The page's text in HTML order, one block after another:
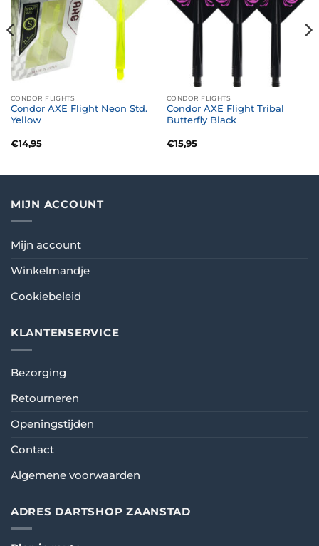
CONDOR FLIGHTS
Condor AXE Flight Neon Std.
Yellow
€14,95
CONDOR FLIGHTS
Condor AXE Flight Tribal
Butterfly Black
€15,95
MIJN ACCOUNT
Mijn account
Winkelmandje
Cookiebeleid
KLANTENSERVICE
Bezorging
Retourneren
Openingstijden
Contact
Algemene voorwaarden
ADRES DARTSHOP ZAANSTAD